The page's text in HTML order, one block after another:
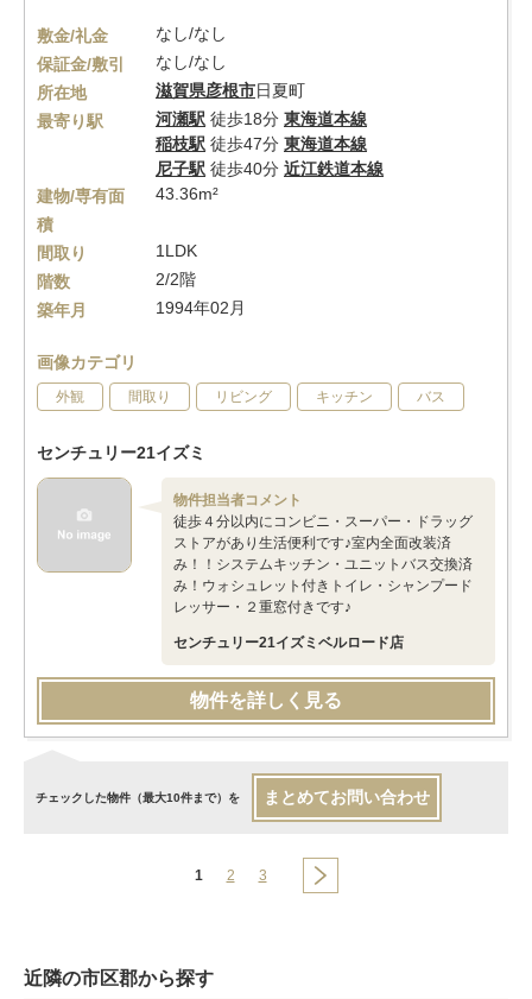
敷金/礼金
なし/なし
保証金/敷引
なし/なし
所在地
滋賀県彦根市日夏町
最寄り駅
河瀬駅 徒歩18分 東海道本線
稲枝駅 徒歩47分 東海道本線
尼子駅 徒歩40分 近江鉄道本線
建物/専有面
積
43.36m²
間取り
1LDK
階数
2/2階
築年月
1994年02月
画像カテゴリ
外観 間取り リビング キッチン バス
センチュリー21イズミ
物件担当者コメント
徒歩４分以内にコンビニ・スーパー・ドラッグ
ストアがあり生活便利です♪室内全面改装済
み！！システムキッチン・ユニットバス交換済
み！ウォシュレット付きトイレ・シャンプード
レッサー・２重窓付きです♪
センチュリー21イズミベルロード店
物件を詳しく見る
チェックした物件（最大10件まで）を まとめてお問い合わせ
1 2 3
近隣の市区郡から探す